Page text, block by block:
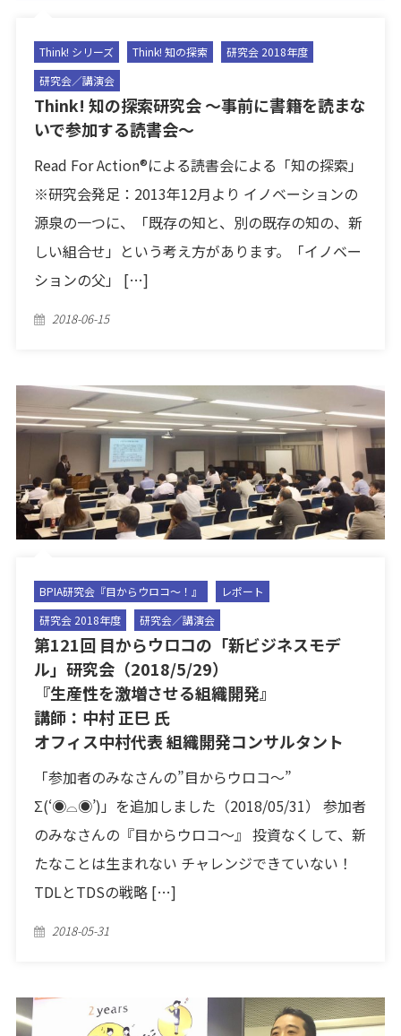
Think! シリーズ Think! 知の探索
研究会 2018年度
研究会／講演会
Think! 知の探索研究会 〜事前に書籍を読まな
いで参加する読書会〜
Read For Action®による読書会による「知の探索」
※研究会発足：2013年12月より イノベーションの
源泉の一つに、「既存の知と、別の既存の知の、新
しい組合せ」という考え方があります。「イノベー
ションの父」 […]
Posted
2018-06-15
BPIA研究会『目からウロコ〜！』
レポート
研究会 2018年度
研究会／講演会
第121回 目からウロコの「新ビジネスモデ
ル」研究会（2018/5/29）
『生産性を激増させる組織開発』
講師：中村 正巳 氏
オフィス中村代表 組織開発コンサルタント
「参加者のみなさんの”目からウロコ〜”
Σ(‘◉⌓◉’)」を追加しました（2018/05/31） 参加者
のみなさんの『目からウロコ〜』 投資なくして、新
たなことは生まれない チャレンジできていない！
TDLとTDSの戦略 […]
Posted
2018-05-31